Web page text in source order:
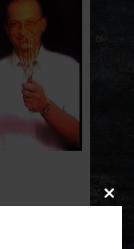
közös főzős